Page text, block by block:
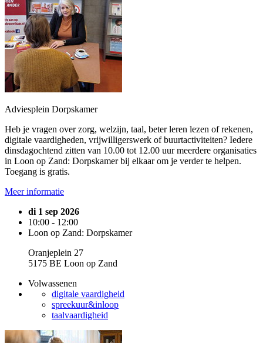
Adviesplein Dorpskamer
Heb je vragen over zorg, welzijn, taal, beter leren lezen of rekenen,
digitale vaardigheden, vrijwilligerswerk of buurtactiviteiten? Iedere
dinsdagochtend zitten van 10.00 tot 12.00 uur meerdere organisaties
in Loon op Zand: Dorpskamer bij elkaar om je verder te helpen.
Toegang is gratis.
Meer informatie
di 1 sep 2026
10:00 - 12:00
Loon op Zand: Dorpskamer
Oranjeplein 27
5175 BE Loon op Zand
Volwassenen
digitale vaardigheid
spreekuur&inloop
taalvaardigheid